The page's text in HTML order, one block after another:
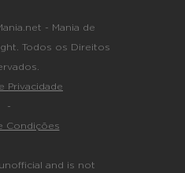
- Mania de
Todos os Direitos
Privacidade
-
Condições
and is not